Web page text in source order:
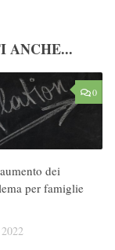
ANCHE...
0
dei
per famiglie